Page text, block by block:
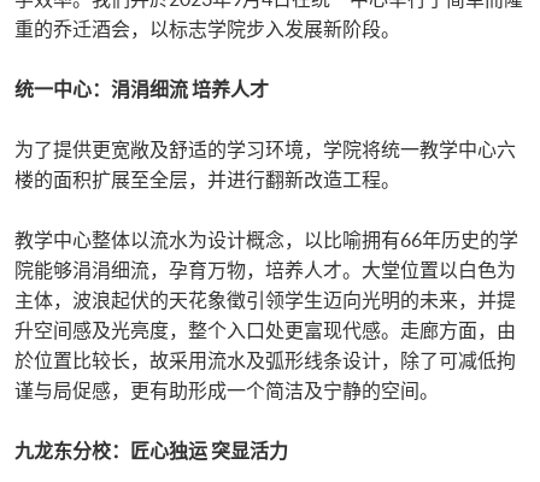
重的乔迁酒会，以标志学院步入发展新阶段。
统一中心：涓涓细流培养人才
为了提供更宽敞及舒适的学习环境，学院将统一教学中心六
楼的面积扩展至全层，并进行翻新改造工程。
教学中心整体以流水为设计概念，以比喻拥有66年历史的学
院能够涓涓细流，孕育万物，培养人才。大堂位置以白色为
主体，波浪起伏的天花象徵引领学生迈向光明的未来，并提
升空间感及光亮度，整个入口处更富现代感。走廊方面，由
於位置比较长，故采用流水及弧形线条设计，除了可减低拘
谨与局促感，更有助形成一个简洁及宁静的空间。
九龙东分校：匠心独运 突显活力